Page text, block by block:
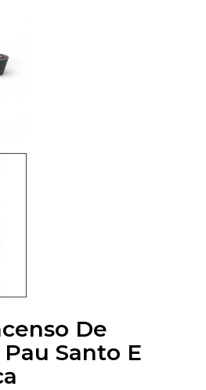
De
Santo E